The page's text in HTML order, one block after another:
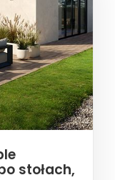
stołach,